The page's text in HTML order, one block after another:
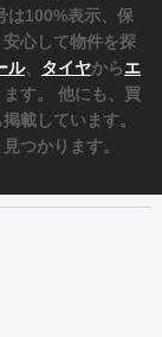
は100%表示、保
心して物件を探
ル、 タイヤからエ
す。 他にも、買
掲載しています。
つかります。